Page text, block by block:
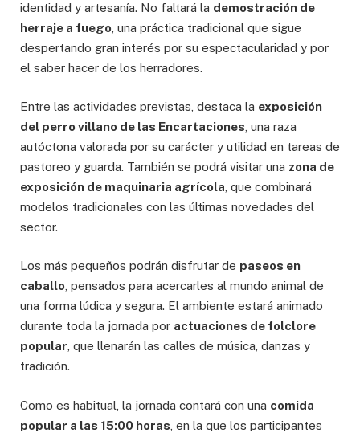
identidad y artesanía. No faltará la demostración de
herraje a fuego , una práctica tradicional que sigue
despertando gran interés por su espectacularidad y por
el saber hacer de los herradores.
Entre las actividades previstas, destaca la exposición
del perro villano de las Encartaciones , una raza
autóctona valorada por su carácter y utilidad en tareas de
pastoreo y guarda. También se podrá visitar una zona de
exposición de maquinaria agrícola , que combinará
modelos tradicionales con las últimas novedades del
sector.
Los más pequeños podrán disfrutar de paseos en
caballo, pensados para acercarles al mundo animal de
una forma lúdica y segura. El ambiente estará animado
durante toda la jornada por actuaciones de folclore
popular, que llenarán las calles de música, danzas y
tradición.
Como es habitual, la jornada contará con una comida
popular a las 15:00 horas , en la que los participantes